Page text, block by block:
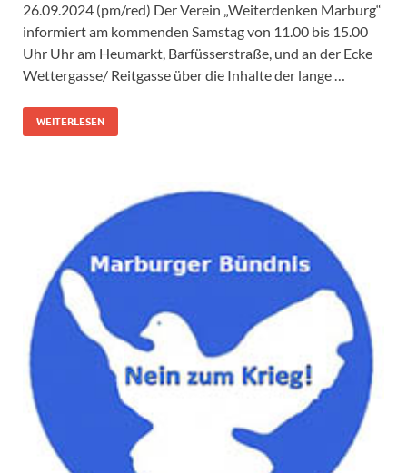
26.09.2024 (pm/red) Der Verein „Weiterdenken Marburg“
informiert am kommenden Samstag von 11.00 bis 15.00
Uhr Uhr am Heumarkt, Barfüsserstraße, und an der Ecke
Wettergasse/ Reitgasse über die Inhalte der lange …
WEITERLESEN